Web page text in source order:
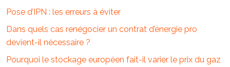
Pose d’IPN : les erreurs à éviter
Dans quels cas renégocier un contrat d’énergie pro
devient-il nécessaire ?
Pourquoi le stockage européen fait-il varier le prix du gaz